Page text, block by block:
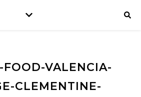
FOOD-VALENCIA-
CLEMENTINE-